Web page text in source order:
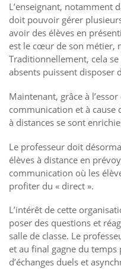
L’enseignant, notamment
doit pouvoir gérer
avoir des élèves en
est le cœur de son métier,
Traditionnellement, cela
absents puissent disposer
Maintenant, grâce à
communication et à cause
à distances se sont
Le professeur doit
élèves à distance en
communication où les
profiter du « direct ».
L’intérêt de cette
poser des questions et
salle de classe. Le
et au final gagne du temps
d’échanges duels et